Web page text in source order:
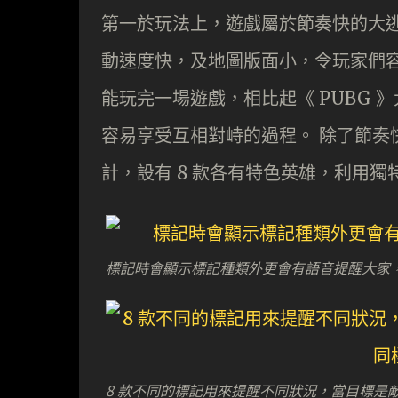
第一於玩法上，遊戲屬於節奏快的大
動速度快，及地圖版面小，令玩家們
能玩完一場遊戲，相比起《 PUBG
容易享受互相對峙的過程。 除了節
計，設有 8 款各有特色英雄，利用獨
標記時會顯示標記種類外更會有語音提醒大家
8 款不同的標記用來提醒不同狀況，當目標是